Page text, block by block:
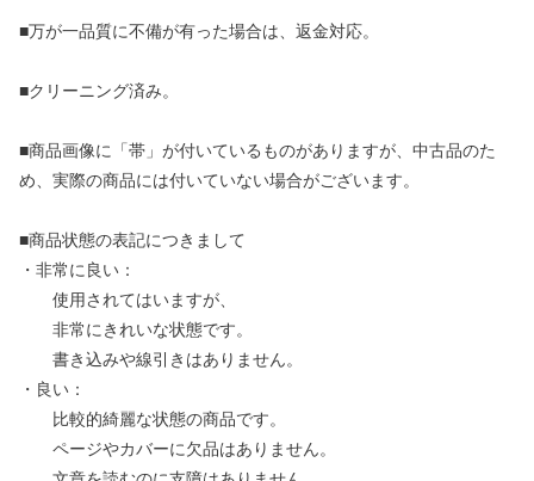
■万が一品質に不備が有った場合は、返金対応。
■クリーニング済み。
■商品画像に「帯」が付いているものがありますが、中古品のた
め、実際の商品には付いていない場合がございます。
■商品状態の表記につきまして
・非常に良い：
使用されてはいますが、
非常にきれいな状態です。
書き込みや線引きはありません。
・良い：
比較的綺麗な状態の商品です。
ページやカバーに欠品はありません。